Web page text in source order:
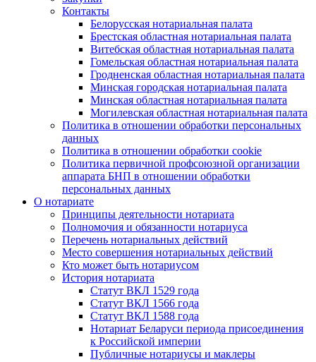
Контакты
Белорусская нотариальная палата
Брестская областная нотариальная палата
Витебская областная нотариальная палата
Гомельская областная нотариальная палата
Гродненская областная нотариальная палата
Минская городская нотариальная палата
Минская областная нотариальная палата
Могилевская областная нотариальная палата
Политика в отношении обработки персональных
данных
Политика в отношении обработки cookie
Политика первичной профсоюзной организации
аппарата БНП в отношении обработки
персональных данных
О нотариате
Принципы деятельности нотариата
Полномочия и обязанности нотариуса
Перечень нотариальных действий
Место совершения нотариальных действий
Кто может быть нотариусом
История нотариата
Статут ВКЛ 1529 года
Статут ВКЛ 1566 года
Статут ВКЛ 1588 года
Нотариат Беларуси периода присоединения
к Российской империи
Публичные нотариусы и маклеры